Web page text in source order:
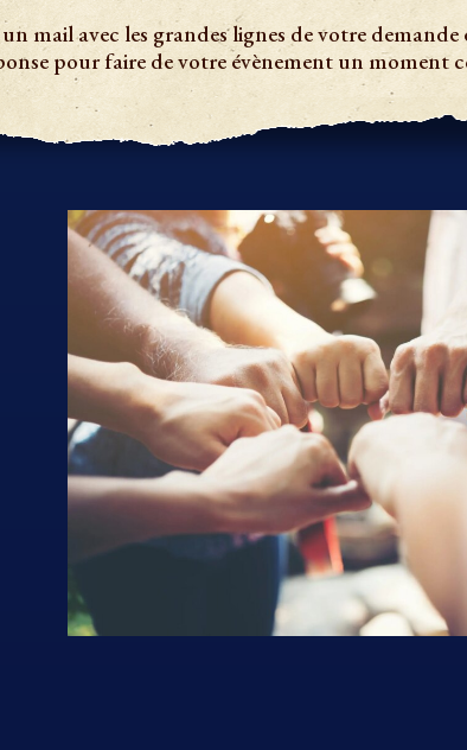
mail avec les grandes lignes de votre
pour faire de votre évènement un moment